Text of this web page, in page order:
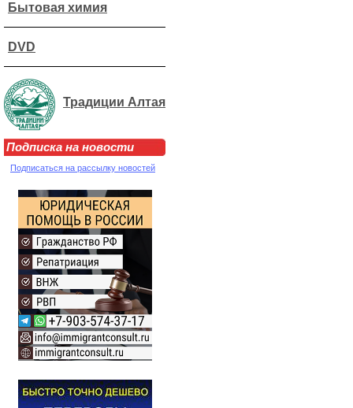
Бытовая химия
DVD
Традиции Алтая
Подписка на новости
Подписаться на рассылку новостей